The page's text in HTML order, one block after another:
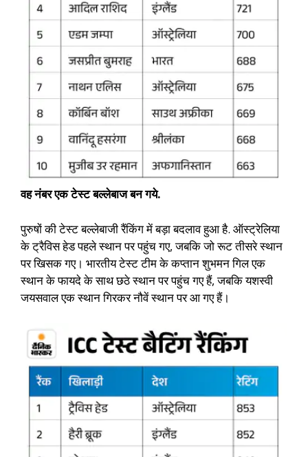
वह नंबर एक टेस्ट बल्लेबाज बन गये.
पुरुषों की टेस्ट बल्लेबाजी रैंकिंग में बड़ा बदलाव हुआ है. ऑस्ट्रेलिया
के ट्रैविस हेड पहले स्थान पर पहुंच गए, जबकि जो रूट तीसरे स्थान
पर खिसक गए। भारतीय टेस्ट टीम के कप्तान शुभमन गिल एक
स्थान के फायदे के साथ छठे स्थान पर पहुंच गए हैं, जबकि यशस्वी
जयसवाल एक स्थान गिरकर नौवें स्थान पर आ गए हैं।